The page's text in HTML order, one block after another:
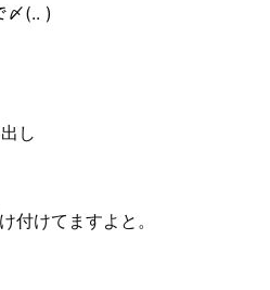
〆(.. )
し
付けてますよと。